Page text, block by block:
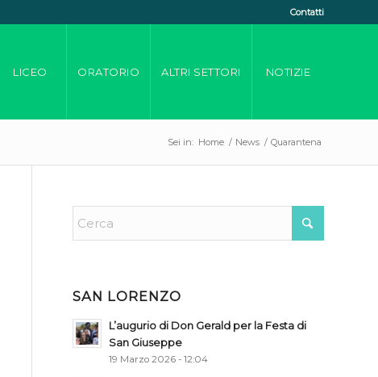
Contatti
LICEO ORATORIO ALTRI SETTORI NOTIZIE
Sei in: Home / News / Quarantena
SAN LORENZO
L’augurio di Don Gerald per la Festa di
San Giuseppe
19 Marzo 2026 - 12:04